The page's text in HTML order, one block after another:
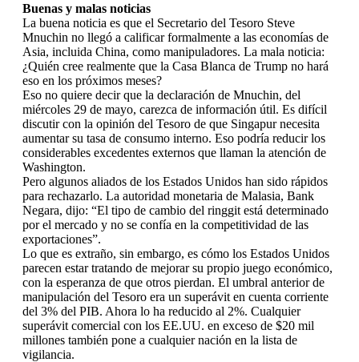
Buenas y malas noticias
La buena noticia es que el Secretario del Tesoro Steve
Mnuchin no llegó a calificar formalmente a las economías de
Asia, incluida China, como manipuladores. La mala noticia:
¿Quién cree realmente que la Casa Blanca de Trump no hará
eso en los próximos meses?
Eso no quiere decir que la declaración de Mnuchin, del
miércoles 29 de mayo, carezca de información útil. Es difícil
discutir con la opinión del Tesoro de que Singapur necesita
aumentar su tasa de consumo interno. Eso podría reducir los
considerables excedentes externos que llaman la atención de
Washington.
Pero algunos aliados de los Estados Unidos han sido rápidos
para rechazarlo. La autoridad monetaria de Malasia, Bank
Negara, dijo: “El tipo de cambio del ringgit está determinado
por el mercado y no se confía en la competitividad de las
exportaciones”.
Lo que es extraño, sin embargo, es cómo los Estados Unidos
parecen estar tratando de mejorar su propio juego económico,
con la esperanza de que otros pierdan. El umbral anterior de
manipulación del Tesoro era un superávit en cuenta corriente
del 3% del PIB. Ahora lo ha reducido al 2%. Cualquier
superávit comercial con los EE.UU. en exceso de $20 mil
millones también pone a cualquier nación en la lista de
vigilancia.